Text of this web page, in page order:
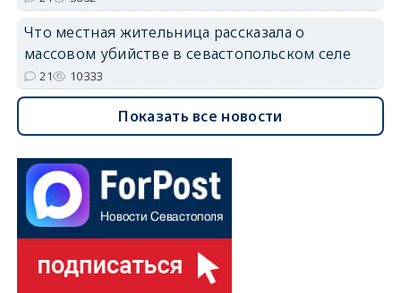
Что местная жительница рассказала о
массовом убийстве в севастопольском селе
21 10333
Показать все новости